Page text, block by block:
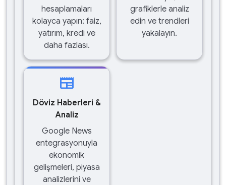
hesaplamaları
kolayca yapın: faiz,
yatırım, kredi ve
daha fazlası.
grafiklerle analiz
edin ve trendleri
yakalayın.
newspaper
Döviz Haberleri &
Analiz
Google News
entegrasyonuyla
ekonomik
gelişmeleri, piyasa
analizlerini ve